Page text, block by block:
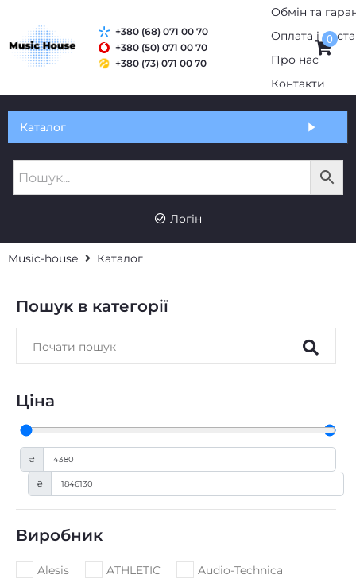
Обмін та
Оплата і
Про нас
Контакти
+380 (68) 071 00 70
+380 (50) 071 00 70
+380 (73) 071 00 70
0
Каталог
Логін
Music-house Каталог
Пошук в категорії
Ціна
₴
₴
Виробник
Alesis ATHLETIC
Audio-Technica